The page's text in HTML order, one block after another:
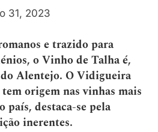
31, 2023
e trazido para
o Vinho de Talha é,
Alentejo. O Vidigueira
origem nas vinhas mais
país, destaca-se pela
inerentes.